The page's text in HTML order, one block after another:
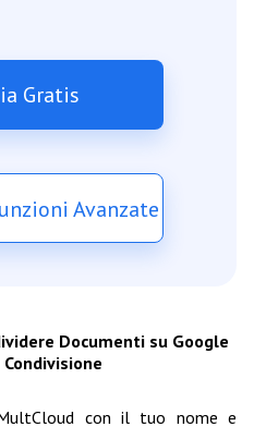
Gratis
Avanzate
Documenti su Google
con il tuo nome e